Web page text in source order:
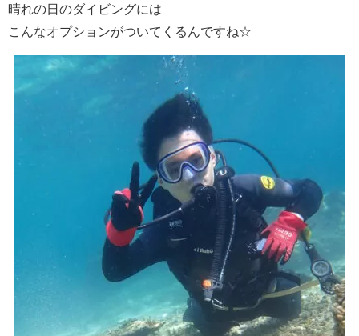
晴れの日のダイビングには
こんなオプションがついてくるんですね☆